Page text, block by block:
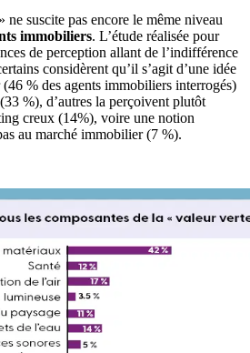
» ne suscite pas encore le même niveau
immobiliers. L’étude réalisée pour
de perception allant de l’indifférence
considèrent qu’il s’agit d’une idée
% des agents immobiliers interrogés)
%), d’autres la perçoivent plutôt
creux (14%), voire une notion
au marché immobilier (7 %).